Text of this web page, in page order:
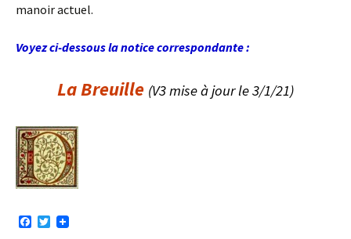
manoir actuel.
Voyez ci-dessous la notice correspondante :
La Breuille (V3 mise à jour le 3/1/21)
T